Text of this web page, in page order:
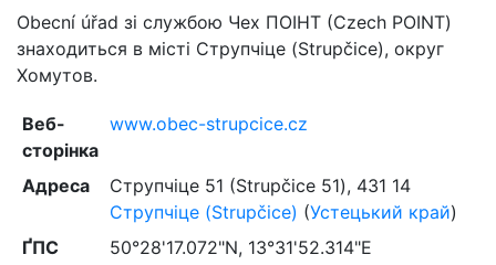
Obecní úřad зі службою Чех ПОІНТ (Czech POINT)
знаходиться в місті Струпчіце (Strupčice), округ
Хомутов.
Веб-
сторінка
www.obec-strupcice.cz
Адреса Струпчіце 51 (Strupčice 51), 431 14
Струпчіце (Strupčice) (Устецький край)
ҐПС
50°28'17.072"N, 13°31'52.314"E